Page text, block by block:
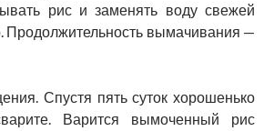
рис и заменять воду свежей
Продолжительность вымачивания —
Спустя пять суток хорошенько
Варится вымоченный рис